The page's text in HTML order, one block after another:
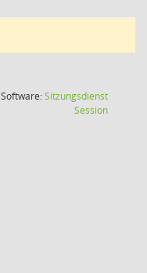
Software:Sitzungsdienst
Session(Wird in